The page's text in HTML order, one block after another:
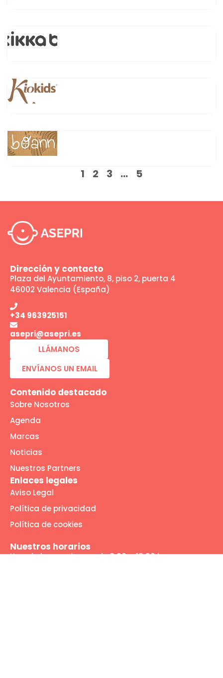
1 2 3 … 5
Dirección y contacto
Plaza del Ayuntamiento, 8, piso 2, puerta 4
46002 Valencia (España)
+34 963925151
asepri@asepri.es
LLÁMANOS
ENVÍANOS UN EMAIL
Contenido destacado
Sobre Nosotros
Agenda
Marcas
Noticias
Nuestros Partners
Enlaces legales
Aviso Legal
Política de privacidad
Política de cookies
Nuestros horarios
Horario lunes a jueves de 8:00 a 18:00 horas